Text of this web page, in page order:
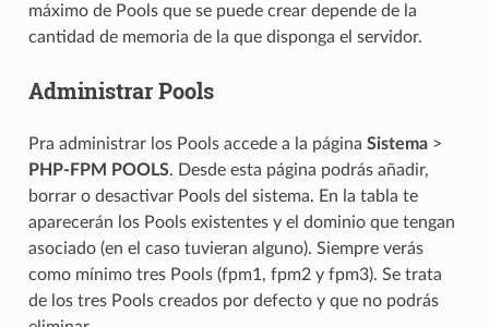
máximo de Pools que se puede crear depende de la
cantidad de memoria de la que disponga el servidor.
Administrar Pools
Pra administrar los Pools accede a la página Sistema>
PHP-FPM POOLS. Desde esta página podrás añadir,
borrar o desactivar Pools del sistema. En la tabla te
aparecerán los Pools existentes y el dominio que tengan
asociado (en el caso tuvieran alguno). Siempre verás
como mínimo tres Pools (fpm1, fpm2 y fpm3). Se trata
de los tres Pools creados por defecto y que no podrás